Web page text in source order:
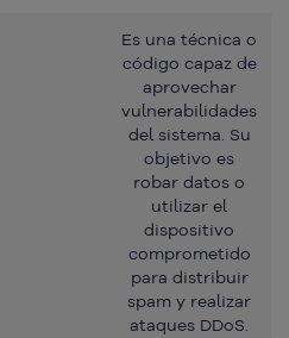
Es una técnica o
código capaz de
aprovechar
vulnerabilidades
del sistema. Su
objetivo es
robar datos o
utilizar el
dispositivo
comprometido
para distribuir
spam y realizar
ataques DDoS.